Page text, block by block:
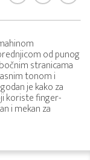
od punog
stranicama
tonom i
je kako za
koriste finger-
i mekan za